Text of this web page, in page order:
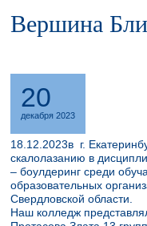
Вершина
20
декабря 2023
18.12.2023в г.
скалолазанию в
– боулдеринг среди
образовательных
Свердловской области.
Наш колледж